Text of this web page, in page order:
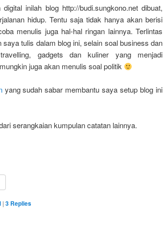
inilah blog http://budi.sungkono.net dibuat,
hidup. Tentu saja tidak hanya akan berisi
menulis juga hal-hal ringan lainnya. Terlintas
tulis dalam blog ini, selain soal business dan
gadgets dan kuliner yang menjadi
juga akan menulis soal politik
yang sudah sabar membantu saya setup blog ini
serangkaian kumpulan catatan lainnya.
| 3 Replies